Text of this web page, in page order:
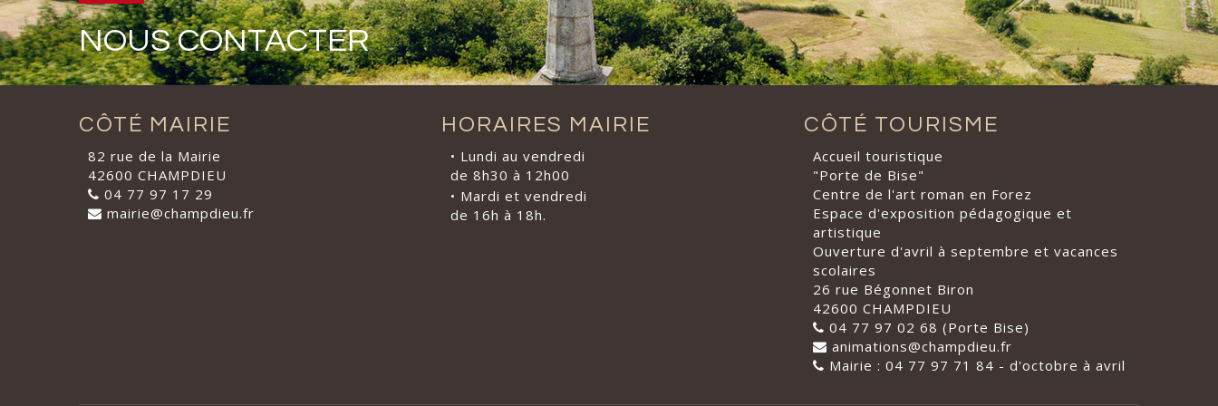
NOUS CONTACTER
CÔTÉ MAIRIE
82 rue de la Mairie
42600 CHAMPDIEU
04 77 97 17 29
mairie@champdieu.fr
HORAIRES MAIRIE
• Lundi au vendredi
de 8h30 à 12h00
• Mardi et vendredi
de 16h à 18h.
CÔTÉ TOURISME
Accueil touristique
"Porte de Bise"
Centre de l'art roman en Forez
Espace d'exposition pédagogique et
artistique
Ouverture d'avril à septembre et vacances
scolaires
26 rue Bégonnet Biron
42600 CHAMPDIEU
04 77 97 02 68 (Porte Bise)
animations@champdieu.fr
Mairie : 04 77 97 71 84 - d'octobre à avril